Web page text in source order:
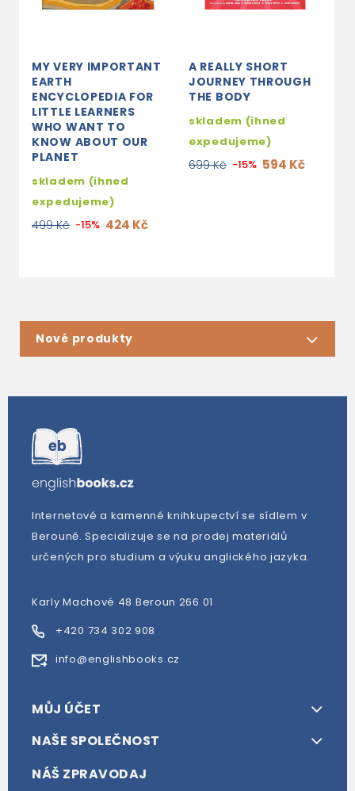
MY VERY IMPORTANT
EARTH
ENCYCLOPEDIA FOR
LITTLE LEARNERS
WHO WANT TO
KNOW ABOUT OUR
PLANET
skladem (ihned
expedujeme)
499 Kč -15% 424 Kč
A REALLY SHORT
JOURNEY THROUGH
THE BODY
skladem (ihned
expedujeme)
699 Kč -15% 594 Kč
Nové produkty
Internetové a kamenné knihkupectví se sídlem v
Berouně. Specializuje se na prodej materiálů
určených pro studium a výuku anglického jazyka.
Karly Machové 48 Beroun 266 01
+420 734 302 908
info@englishbooks.cz
MŮJ ÚČET
NAŠE SPOLEČNOST
NÁŠ ZPRAVODAJ